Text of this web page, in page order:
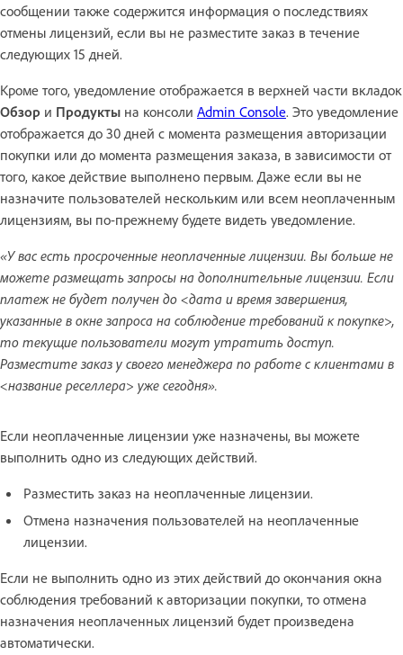
сообщении также содержится информация о последствиях
отмены лицензий, если вы не разместите заказ в течение
следующих 15 дней.
Кроме того, уведомление отображается в верхней части вкладок
Обзор и Продукты на консоли Admin Console. Это уведомление
отображается до 30 дней с момента размещения авторизации
покупки или до момента размещения заказа, в зависимости от
того, какое действие выполнено первым. Даже если вы не
назначите пользователей нескольким или всем неоплаченным
лицензиям, вы по-прежнему будете видеть уведомление.
«У вас есть просроченные неоплаченные лицензии. Вы больше не
можете размещать запросы на дополнительные лицензии. Если
платеж не будет получен до <дата и время завершения,
указанные в окне запроса на соблюдение требований к покупке>,
то текущие пользователи могут утратить доступ.
Разместите заказ у своего менеджера по работе с клиентами в
<название реселлера> уже сегодня».
Если неоплаченные лицензии уже назначены, вы можете
выполнить одно из следующих действий.
Разместить заказ на неоплаченные лицензии.
Отмена назначения пользователей на неоплаченные
лицензии.
Если не выполнить одно из этих действий до окончания окна
соблюдения требований к авторизации покупки, то отмена
назначения неоплаченных лицензий будет произведена
автоматически.